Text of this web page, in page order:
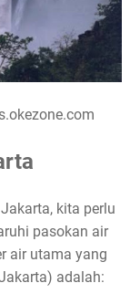
kita perlu
pasokan air
air utama yang
adalah: